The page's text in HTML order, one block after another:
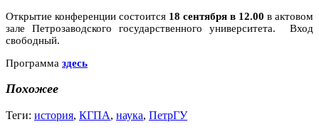
Открытие конференции состоится 18 сентября в 12.00 в актовом
зале Петрозаводского государственного университета. Вход
свободный.
Программа здесь
Похожее
Теги: история, КГПА, наука, ПетрГУ